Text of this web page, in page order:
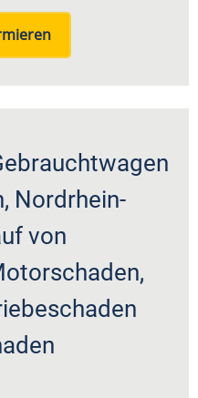
Nordrhein-
von